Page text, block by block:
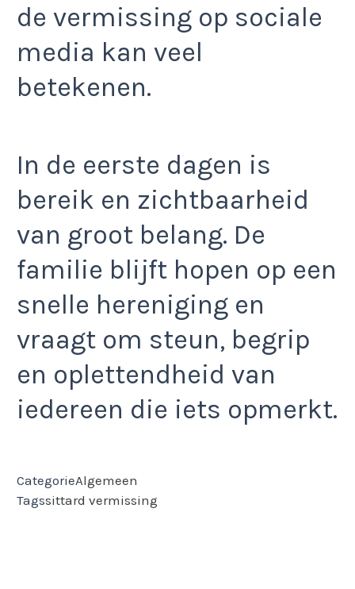
de vermissing op sociale
media kan veel
betekenen.
In de eerste dagen is
bereik en zichtbaarheid
van groot belang. De
familie blijft hopen op een
snelle hereniging en
vraagt om steun, begrip
en oplettendheid van
iedereen die iets opmerkt.
CategorieAlgemeen
Tagssittard vermissing